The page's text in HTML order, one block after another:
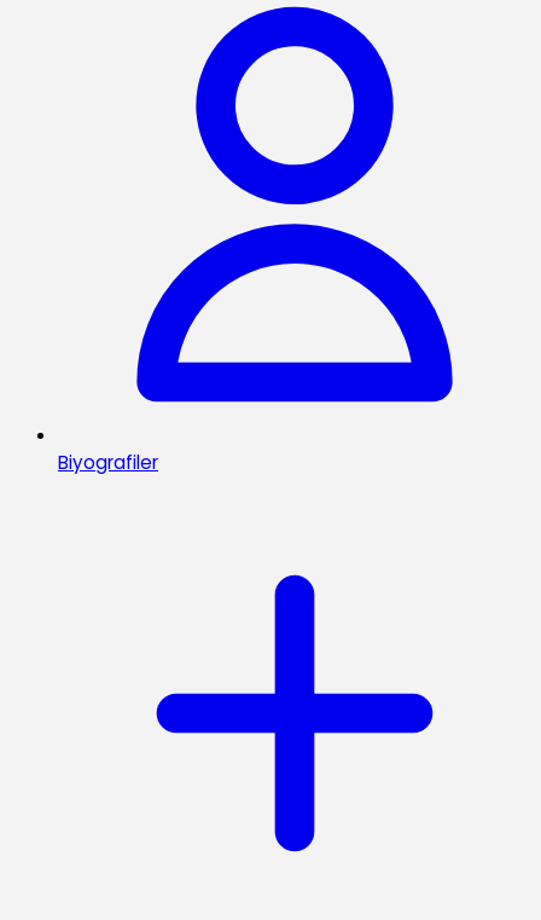
Biyografiler